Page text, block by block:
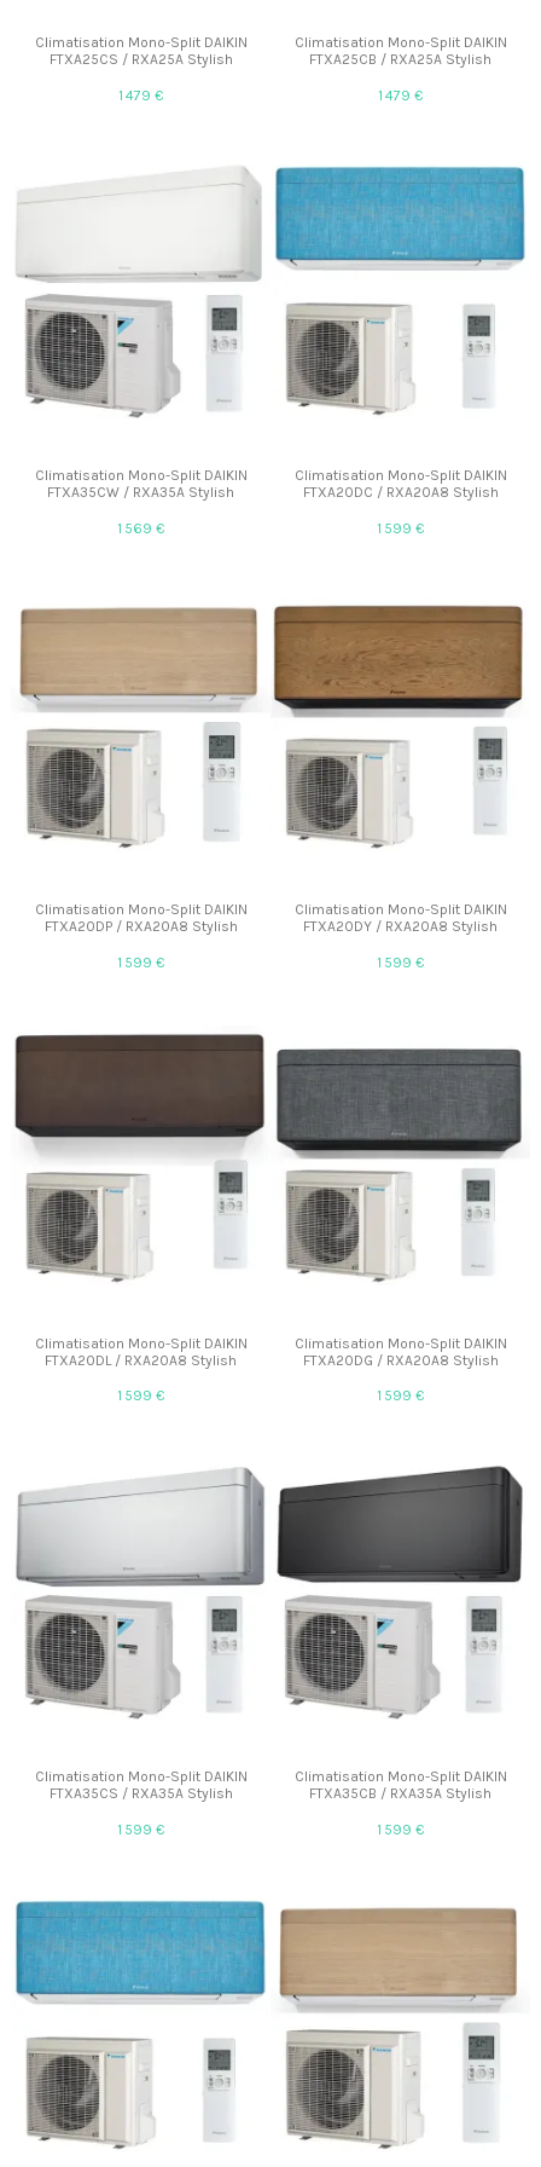
Climatisation Mono-Split DAIKIN
FTXA25CS / RXA25A Stylish
1 479 €
Climatisation Mono-Split DAIKIN
FTXA25CB / RXA25A Stylish
1 479 €
Climatisation Mono-Split DAIKIN
FTXA35CW / RXA35A Stylish
1 569 €
Climatisation Mono-Split DAIKIN
FTXA20DC / RXA20A8 Stylish
1 599 €
Climatisation Mono-Split DAIKIN
FTXA20DP / RXA20A8 Stylish
1 599 €
Climatisation Mono-Split DAIKIN
FTXA20DY / RXA20A8 Stylish
1 599 €
Climatisation Mono-Split DAIKIN
FTXA20DL / RXA20A8 Stylish
1 599 €
Climatisation Mono-Split DAIKIN
FTXA20DG / RXA20A8 Stylish
1 599 €
Climatisation Mono-Split DAIKIN
FTXA35CS / RXA35A Stylish
1 599 €
Climatisation Mono-Split DAIKIN
FTXA35CB / RXA35A Stylish
1 599 €